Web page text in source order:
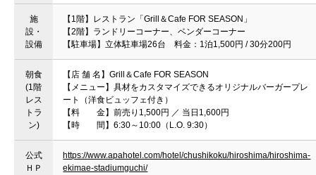
施
設・
設備
【1階】レストラン「Grill＆Cafe FOR SEASON」
【2階】ランドリーコーナー、ベンダーコーナー
【駐車場】立体駐車場26台 料金：1泊1,500円 / 30分200円
朝食
(1階
レス
トラ
ン)
【店 舗 名】Grill＆Cafe FOR SEASON
【メニュー】具材をカスタマイズできるオリジナルバーガープレ
ート（洋食ビュッフェ付き）
【料 金】前売り1,500円 ／ 当日1,600円
【時 間】6:30～10:00（L.O. 9:30）
公式
ＨＰ
https://www.apahotel.com/hotel/chushikoku/hiroshima/hiroshima-
ekimae-stadiumguchi/